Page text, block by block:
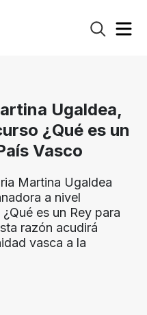
Ugaldea,
¿Qué es un
Vasco
Martina Ugaldea
a nivel
es un Rey para
razón acudirá
vasca a la